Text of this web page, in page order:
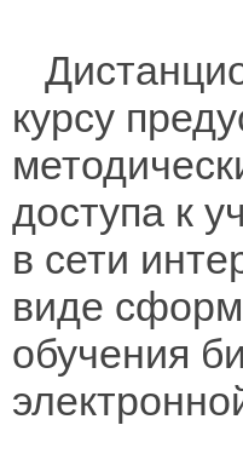
курсу
доступа к
в сети
виде
обучения